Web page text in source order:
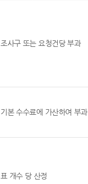
조사구 또는 요청건당 부과
기본 수수료에 가산하여 부과
표 개수 당 산정